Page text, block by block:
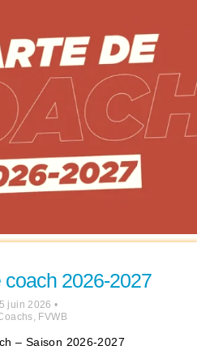
coach 2026-2027
5 juin 2026 •
, FVWB
– Saison 2026-2027